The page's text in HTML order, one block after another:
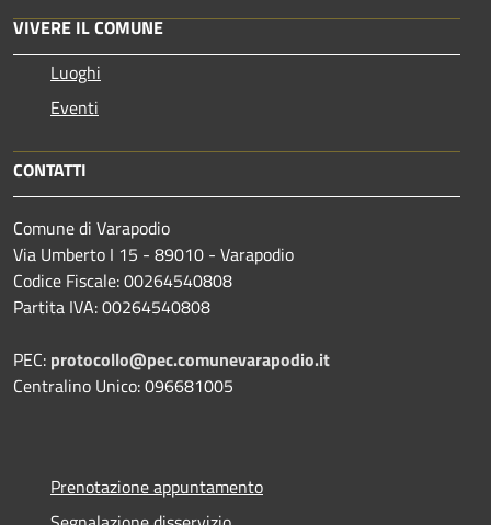
VIVERE IL COMUNE
Luoghi
Eventi
CONTATTI
Comune di Varapodio
Via Umberto I 15 - 89010 - Varapodio
Codice Fiscale: 00264540808
Partita IVA: 00264540808
PEC: protocollo@pec.comunevarapodio.it
Centralino Unico: 096681005
Prenotazione appuntamento